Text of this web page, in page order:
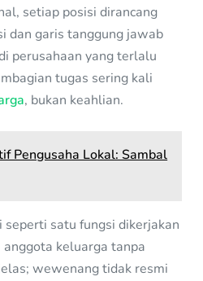
setiap posisi dirancang
dan garis tanggung jawab
perusahaan yang terlalu
tugas sering kali
, bukan keahlian.
Pengusaha Lokal: Sambal
satu fungsi dikerjakan
keluarga tanpa
wewenang tidak resmi